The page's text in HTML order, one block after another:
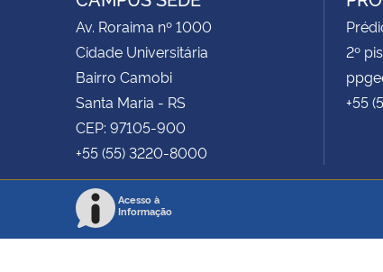
Av. Roraima nº 1000
Cidade Universitária
Bairro Camobi
Santa Maria - RS
CEP: 97105-900
+55 (55) 3220-8000
2º
+55
Acesso à
Informação